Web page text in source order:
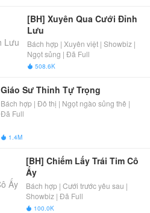
[BH] Xuyên Qua Cưới Đỉnh
Lưu
Bách hợp | Xuyên việt | Showbiz |
Ngọt sủng | Đã Full
 508.6K
Giáo Sư Thỉnh Tự Trọng
Bách hợp | Đô thị | Ngọt ngào sủng thê |
Đã Full
 1.4M
[BH] Chiếm Lấy Trái Tim Cô
Ấy
Bách hợp | Cưới trước yêu sau |
Showbiz | Đã Full
 100.0K